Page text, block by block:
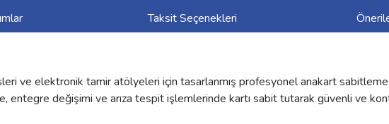
Taksit Seçenekleri
ve elektronik tamir atölyeleri için tasarlanmış profesyonel anakart
entegre değişimi ve arıza tespit işlemlerinde kartı sabit tutarak güvenli ve